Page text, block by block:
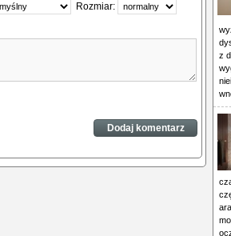
Rozmiar:
z